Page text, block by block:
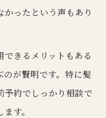
ったという声もあり
きるメリットもある
が賢明です。特に髪
予約でしっかり相談で
す。